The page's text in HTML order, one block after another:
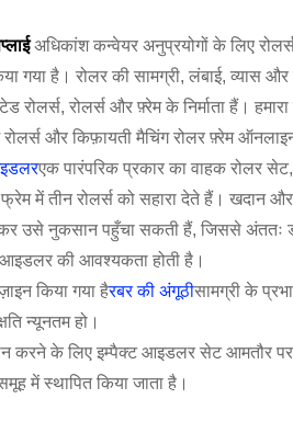
अधिकांश कन्वेयर अनुप्रयोगों के लिए
गया है। रोलर की सामग्री, लंबाई, व्यास
रोलर्स, रोलर्स और फ़्रेम के निर्माता हैं।
और किफ़ायती मैचिंग रोलर फ़्रेम
एक पारंपरिक प्रकार का वाहक रोलर
में तीन रोलर्स को सहारा देते हैं। खदान और
उसे नुकसान पहुँचा सकती हैं, जिससे अंततः
आइडलर की आवश्यकता होती है।
किया गया हैरबर की अंगूठीसामग्री के
न्यूनतम हो।
करने के लिए इम्पैक्ट आइडलर सेट आमतौर
में स्थापित किया जाता है।